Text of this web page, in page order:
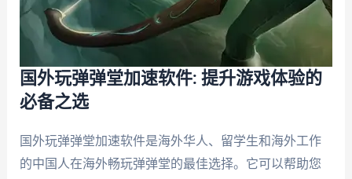
国外玩弹弹堂加速软件: 提升游戏体验的
必备之选
国外玩弹弹堂加速软件是海外华人、留学生和海外工作
的中国人在海外畅玩弹弹堂的最佳选择。它可以帮助您